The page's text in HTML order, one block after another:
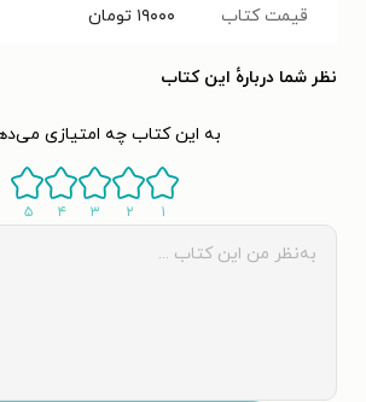
قیمت کتاب ۱۹۰۰۰ تومان
نظر شما دربارهٔ این کتاب
به این کتاب چه امتیازی
۱ ۲ ۳ ۴ ۵